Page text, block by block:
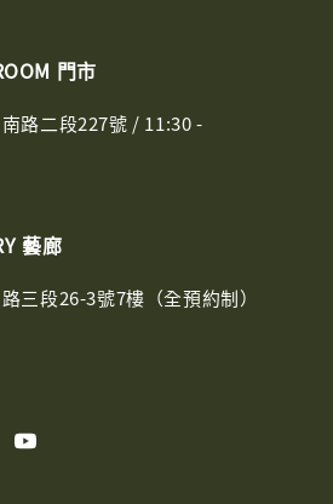
門市
路二段227號 / 11:30 -
藝廊
三段26-3號7樓（全預約制）